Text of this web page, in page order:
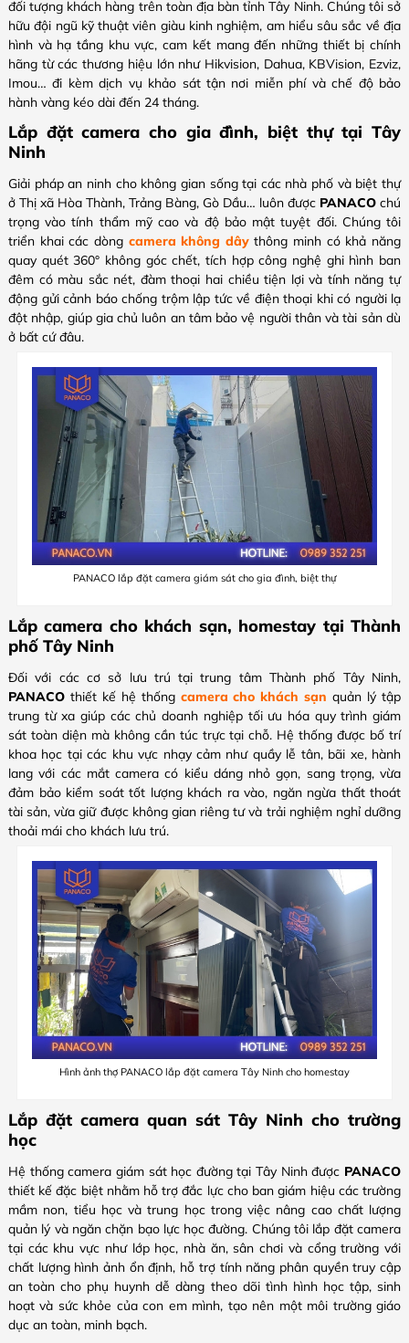
đối tượng khách hàng trên toàn địa bàn tỉnh Tây Ninh. Chúng tôi sở
hữu đội ngũ kỹ thuật viên giàu kinh nghiệm, am hiểu sâu sắc về địa
hình và hạ tầng khu vực, cam kết mang đến những thiết bị chính
hãng từ các thương hiệu lớn như Hikvision, Dahua, KBVision, Ezviz,
Imou… đi kèm dịch vụ khảo sát tận nơi miễn phí và chế độ bảo
hành vàng kéo dài đến 24 tháng.
Lắp đặt camera cho gia đình, biệt thự tại Tây
Ninh
Giải pháp an ninh cho không gian sống tại các nhà phố và biệt thự
ở Thị xã Hòa Thành, Trảng Bàng, Gò Dầu… luôn được PANACO chú
trọng vào tính thẩm mỹ cao và độ bảo mật tuyệt đối. Chúng tôi
triển khai các dòng camera không dâythông minh có khả năng
quay quét 360° không góc chết, tích hợp công nghệ ghi hình ban
đêm có màu sắc nét, đàm thoại hai chiều tiện lợi và tính năng tự
động gửi cảnh báo chống trộm lập tức về điện thoại khi có người lạ
đột nhập, giúp gia chủ luôn an tâm bảo vệ người thân và tài sản dù
ở bất cứ đâu.
PANACO lắp đặt camera giám sát cho gia đình, biệt thự
Lắp camera cho khách sạn, homestay tại Thành
phố Tây Ninh
Đối với các cơ sở lưu trú tại trung tâm Thành phố Tây Ninh,
PANACO thiết kế hệ thống camera cho khách sạn quản lý tập
trung từ xa giúp các chủ doanh nghiệp tối ưu hóa quy trình giám
sát toàn diện mà không cần túc trực tại chỗ. Hệ thống được bố trí
khoa học tại các khu vực nhạy cảm như quầy lễ tân, bãi xe, hành
lang với các mắt camera có kiểu dáng nhỏ gọn, sang trọng, vừa
đảm bảo kiểm soát tốt lượng khách ra vào, ngăn ngừa thất thoát
tài sản, vừa giữ được không gian riêng tư và trải nghiệm nghỉ dưỡng
thoải mái cho khách lưu trú.
Hình ảnh thợ PANACO lắp đặt camera Tây Ninh cho homestay
Lắp đặt camera quan sát Tây Ninh cho trường
học
Hệ thống camera giám sát học đường tại Tây Ninh được PANACO
thiết kế đặc biệt nhằm hỗ trợ đắc lực cho ban giám hiệu các trường
mầm non, tiểu học và trung học trong việc nâng cao chất lượng
quản lý và ngăn chặn bạo lực học đường. Chúng tôi lắp đặt camera
tại các khu vực như lớp học, nhà ăn, sân chơi và cổng trường với
chất lượng hình ảnh ổn định, hỗ trợ tính năng phân quyền truy cập
an toàn cho phụ huynh dễ dàng theo dõi tình hình học tập, sinh
hoạt và sức khỏe của con em mình, tạo nên một môi trường giáo
dục an toàn, minh bạch.